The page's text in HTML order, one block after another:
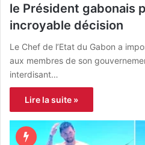
le Président gabonais
incroyable décision
Le Chef de l’Etat du Gabon a
aux membres de son
interdisant…
Lire la suite »